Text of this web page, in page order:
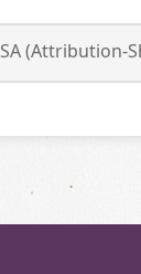
SA (Attribution-